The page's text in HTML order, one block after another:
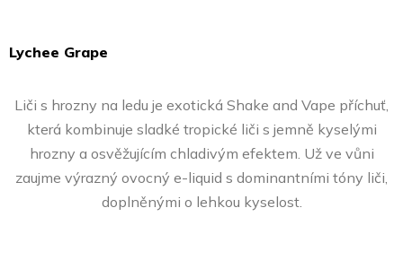
Lychee Grape
Liči s hrozny na ledu je exotická Shake and Vape příchuť,
která kombinuje sladké tropické liči s jemně kyselými
hrozny a osvěžujícím chladivým efektem. Už ve vůni
zaujme výrazný ovocný e-liquid s dominantními tóny liči,
doplněnými o lehkou kyselost.
hodnocení
produktu
5,0